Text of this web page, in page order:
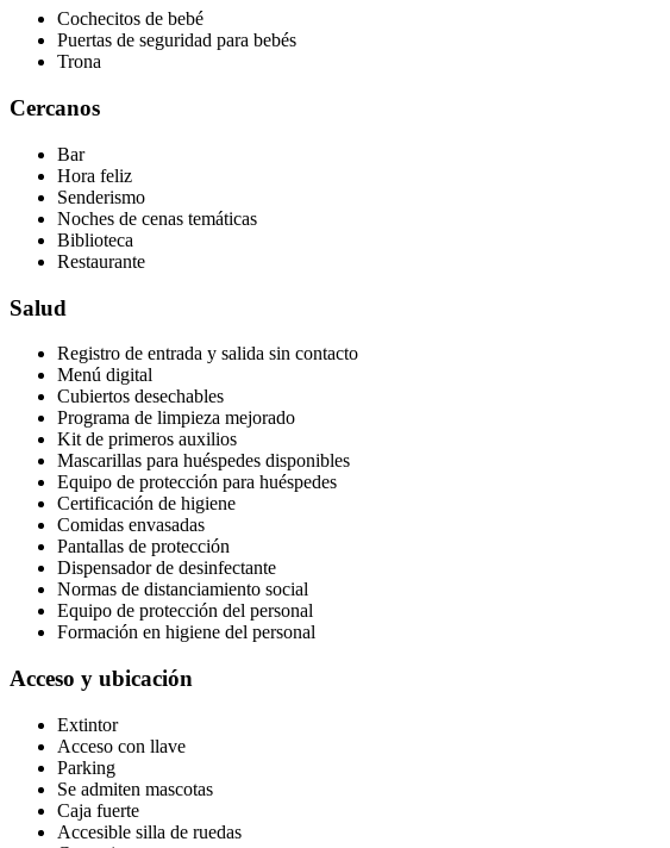
Cochecitos de bebé
Puertas de seguridad para bebés
Trona
Cercanos
Bar
Hora feliz
Senderismo
Noches de cenas temáticas
Biblioteca
Restaurante
Salud
Registro de entrada y salida sin contacto
Menú digital
Cubiertos desechables
Programa de limpieza mejorado
Kit de primeros auxilios
Mascarillas para huéspedes disponibles
Equipo de protección para huéspedes
Certificación de higiene
Comidas envasadas
Pantallas de protección
Dispensador de desinfectante
Normas de distanciamiento social
Equipo de protección del personal
Formación en higiene del personal
Acceso y ubicación
Extintor
Acceso con llave
Parking
Se admiten mascotas
Caja fuerte
Accesible silla de ruedas